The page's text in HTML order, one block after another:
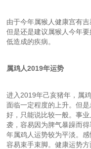
由于今年属猴人健康宫有
但是还是建议属猴人今年
低造成的疾病。
属鸡人2019年运势
进入2019年己亥猪年，属
面临一定程度的上升。但
好，只能说比较一般。事
袭，容易因为脾气暴躁而
年属鸡人运势较为平淡。
容易束手束脚。健康运势